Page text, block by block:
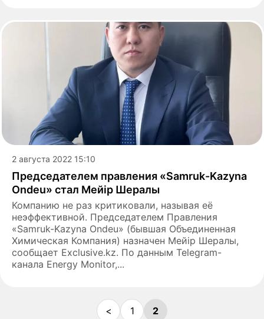
2 августа 2022 15:10
Председателем правления «Samruk-Kazyna
Ondeu» стал Мейiр Шералы
Компанию не раз критиковали, называя её
неэффективной. Председателем Правления
«Samruk-Kazyna Ondeu» (бывшая Объединенная
Химическая Компания) назначен Мейір Шералы,
сообщает Exclusive.kz. По данным Telegram-
канала Energy Monitor,...
< 1 2